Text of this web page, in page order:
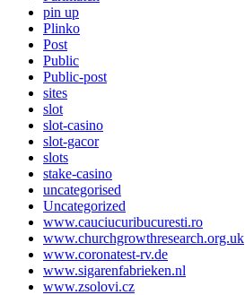
pin up
Plinko
Post
Public
Public-post
sites
slot
slot-casino
slot-gacor
slots
stake-casino
uncategorised
Uncategorized
www.cauciucuribucuresti.ro
www.churchgrowthresearch.org.uk
www.coronatest-rv.de
www.sigarenfabrieken.nl
www.zsolovi.cz